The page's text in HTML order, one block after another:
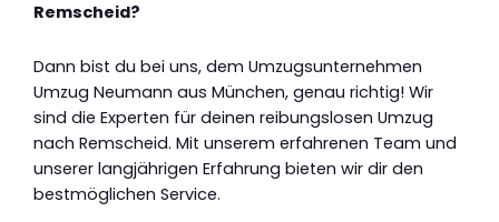
Remscheid?
Dann bist du bei uns, dem Umzugsunternehmen
Umzug Neumann aus München, genau richtig! Wir
sind die Experten für deinen reibungslosen Umzug
nach Remscheid. Mit unserem erfahrenen Team und
unserer langjährigen Erfahrung bieten wir dir den
bestmöglichen Service.